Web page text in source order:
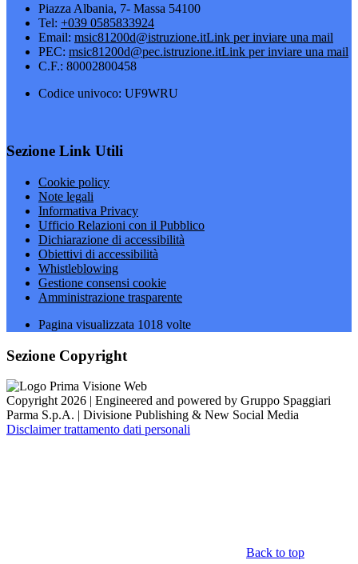
Piazza Albania, 7- Massa 54100
Tel: +039 0585833924
Email: msic81200d@istruzione.itLink per inviare una mail
PEC: msic81200d@pec.istruzione.itLink per inviare una mail
C.F.: 80002800458
Codice univoco: UF9WRU
Sezione Link Utili
Cookie policy
Note legali
Informativa Privacy
Ufficio Relazioni con il Pubblico
Dichiarazione di accessibilità
Obiettivi di accessibilità
Whistleblowing
Gestione consensi cookie
Amministrazione trasparente
Pagina visualizzata 1018 volte
Sezione Copyright
Copyright 2026 | Engineered and powered by Gruppo Spaggiari
Parma S.p.A. | Divisione Publishing & New Social Media
Disclaimer trattamento dati personali
Back to top